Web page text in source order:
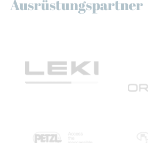
Ausrüstungspartner